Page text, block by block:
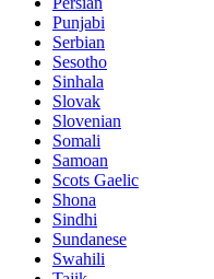
Punjabi
Serbian
Sesotho
Sinhala
Slovak
Slovenian
Somali
Samoan
Scots Gaelic
Shona
Sindhi
Sundanese
Swahili